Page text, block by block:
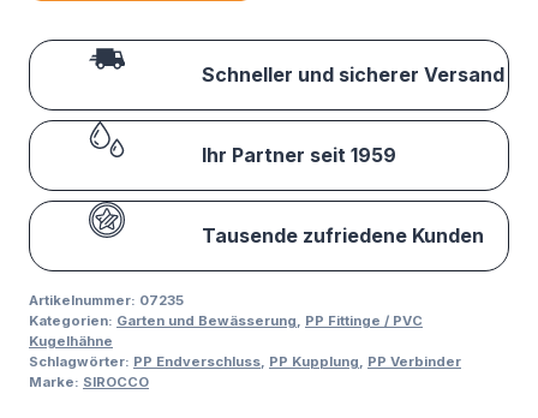
Schneller und sicherer Versand
Ihr Partner seit 1959
Tausende zufriedene Kunden
Artikelnummer: 07235
Kategorien: Garten und Bewässerung, PP Fittinge / PVC
Kugelhähne
Schlagwörter: PP Endverschluss, PP Kupplung, PP Verbinder
Marke: SIROCCO